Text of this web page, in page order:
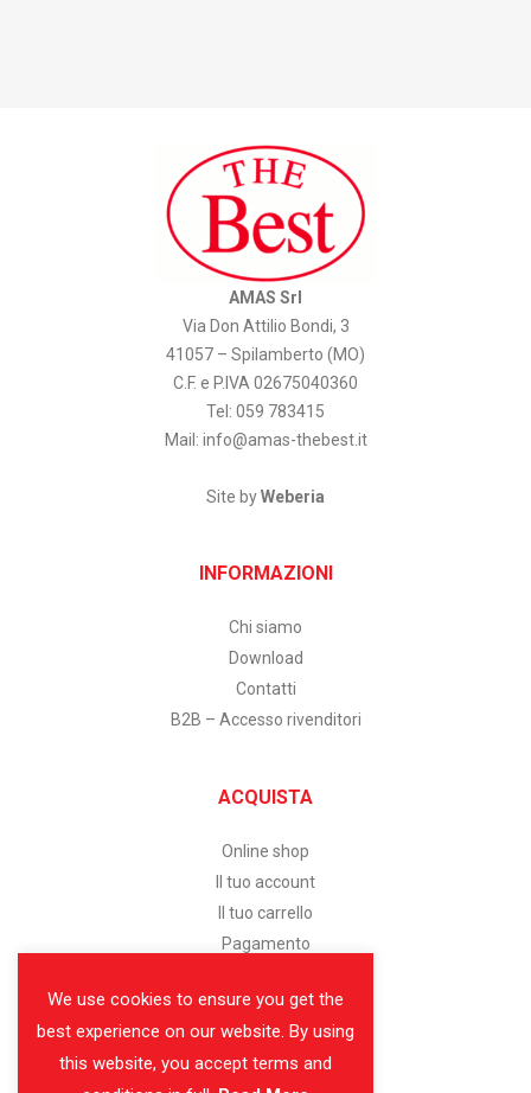
AMAS Srl
Via Don Attilio Bondi, 3
41057 – Spilamberto (MO)
C.F. e P.IVA 02675040360
Tel: 059 783415
Mail: info@amas-thebest.it
Site byWeberia
INFORMAZIONI
Chi siamo
Download
Contatti
B2B – Accesso rivenditori
ACQUISTA
Online shop
Il tuo account
Il tuo carrello
Pagamento
SERVIZIO CLIENTI
Assistenza clienti
We use cookies to ensure you get the
best experience on our website. By using
this website, you accept terms and